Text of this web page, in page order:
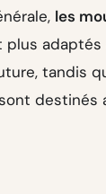
les
plus adaptés
tandis
destinés